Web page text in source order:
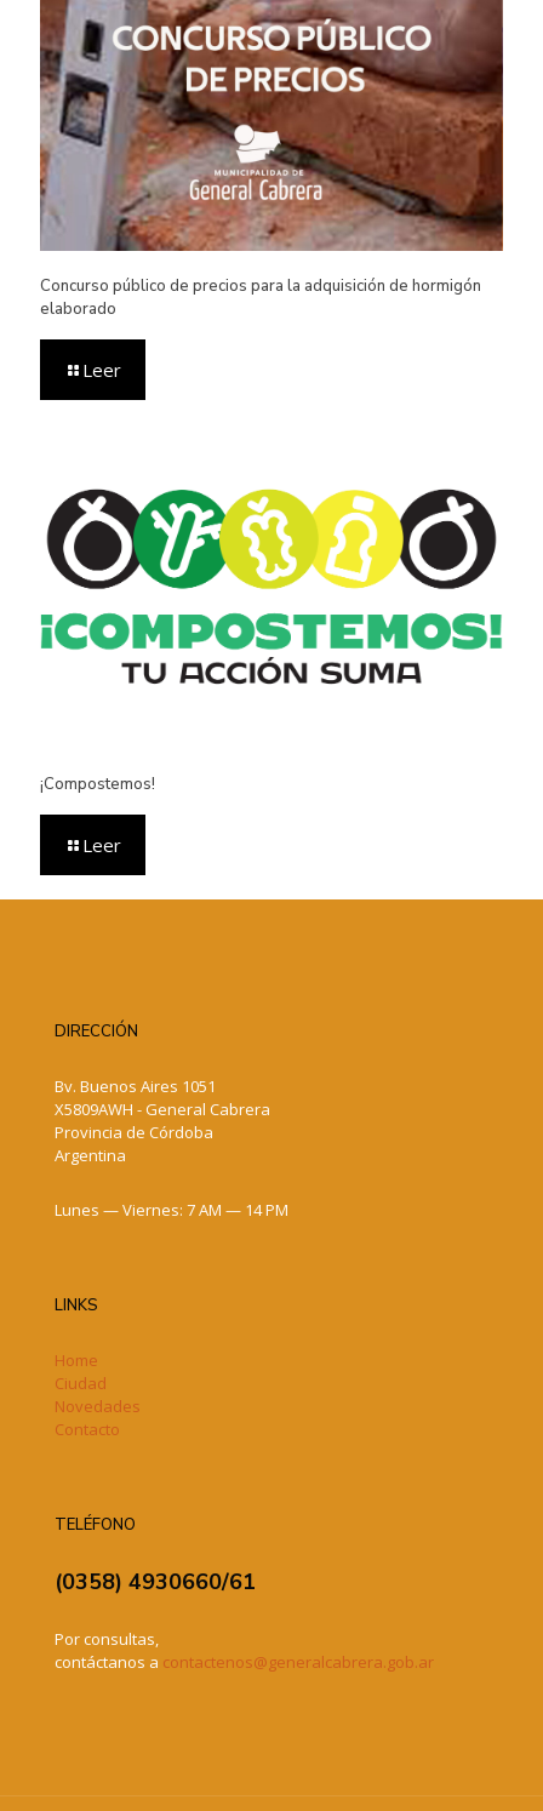
Concurso público de precios para la adquisición de hormigón
elaborado
Leer
¡Compostemos!
Leer
DIRECCIÓN
Bv. Buenos Aires 1051
X5809AWH - General Cabrera
Provincia de Córdoba
Argentina
Lunes — Viernes: 7 AM — 14 PM
LINKS
Home
Ciudad
Novedades
Contacto
TELÉFONO
(0358) 4930660/61
Por consultas,
contáctanos a contactenos@generalcabrera.gob.ar